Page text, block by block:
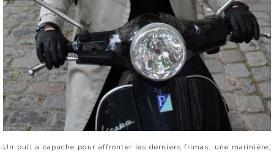
Un pull à capuche pour affronter les derniers frimas, une marinière,